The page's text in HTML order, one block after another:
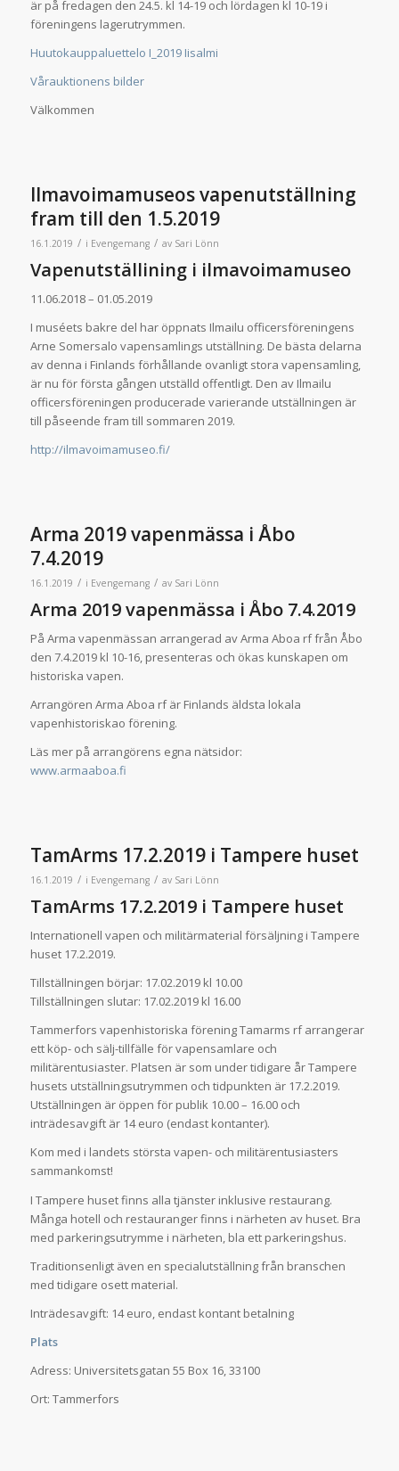
är på fredagen den 24.5. kl 14-19 och lördagen kl 10-19 i
föreningens lagerutrymmen.
Huutokauppaluettelo I_2019 Iisalmi
Vårauktionens bilder
Välkommen
Ilmavoimamuseos vapenutställning
fram till den 1.5.2019
16.1.2019 / i Evengemang / av Sari Lönn
Vapenutställining i ilmavoimamuseo
11.06.2018 – 01.05.2019
I muséets bakre del har öppnats Ilmailu officersföreningens
Arne Somersalo vapensamlings utställning. De bästa delarna
av denna i Finlands förhållande ovanligt stora vapensamling,
är nu för första gången utställd offentligt. Den av Ilmailu
officersföreningen producerade varierande utställningen är
till påseende fram till sommaren 2019.
http://ilmavoimamuseo.fi/
Arma 2019 vapenmässa i Åbo
7.4.2019
16.1.2019 / i Evengemang / av Sari Lönn
Arma 2019 vapenmässa i Åbo 7.4.2019
På Arma vapenmässan arrangerad av Arma Aboa rf från Åbo
den 7.4.2019 kl 10-16, presenteras och ökas kunskapen om
historiska vapen.
Arrangören Arma Aboa rf är Finlands äldsta lokala
vapenhistoriskao förening.
Läs mer på arrangörens egna nätsidor:
www.armaaboa.fi
TamArms 17.2.2019 i Tampere huset
16.1.2019 / i Evengemang / av Sari Lönn
TamArms 17.2.2019 i Tampere huset
Internationell vapen och militärmaterial försäljning i Tampere
huset 17.2.2019.
Tillställningen börjar: 17.02.2019 kl 10.00
Tillställningen slutar: 17.02.2019 kl 16.00
Tammerfors vapenhistoriska förening Tamarms rf arrangerar
ett köp- och sälj-tillfälle för vapensamlare och
militärentusiaster. Platsen är som under tidigare år Tampere
husets utställningsutrymmen och tidpunkten är 17.2.2019.
Utställningen är öppen för publik 10.00 – 16.00 och
inträdesavgift är 14 euro (endast kontanter).
Kom med i landets största vapen- och militärentusiasters
sammankomst!
I Tampere huset finns alla tjänster inklusive restaurang.
Många hotell och restauranger finns i närheten av huset. Bra
med parkeringsutrymme i närheten, bla ett parkeringshus.
Traditionsenligt även en specialutställning från branschen
med tidigare osett material.
Inträdesavgift: 14 euro, endast kontant betalning
Plats
Adress: Universitetsgatan 55 Box 16, 33100
Ort: Tammerfors